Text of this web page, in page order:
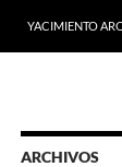
YACIMIENTO
ARCHIVOS